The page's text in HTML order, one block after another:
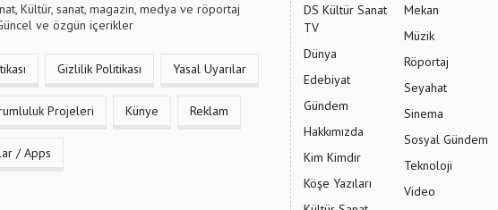
Kültür, sanat, magazin, medya ve röportaj
ve özgün içerikler
Gizlilik Politikası Yasal Uyarılar
Projeleri Künye Reklam
/ Apps
DS Kültür Sanat
TV
Dünya
Edebiyat
Gündem
Hakkımızda
Kim Kimdir
Köşe Yazıları
Mekan
Müzik
Röportaj
Seyahat
Sinema
Sosyal Gündem
Teknoloji
Video